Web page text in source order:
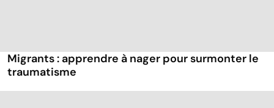
Migrants : apprendre à nager pour surmonter le
traumatisme